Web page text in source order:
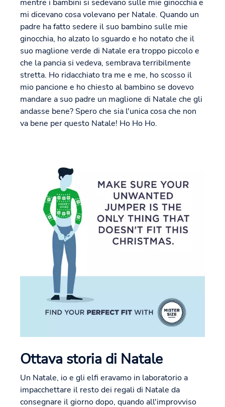
mentre i bambini si sedevano sulle mie ginocchia e
mi dicevano cosa volevano per Natale. Quando un
padre ha fatto sedere il suo bambino sulle mie
ginocchia, ho alzato lo sguardo e ho notato che il
suo maglione verde di Natale era troppo piccolo e
che la pancia si vedeva, sembrava terribilmente
stretta. Ho ridacchiato tra me e me, ho scosso il
mio pancione e ho chiesto al bambino se dovevo
mandare a suo padre un maglione di Natale che gli
andasse bene? Spero che sia l'unica cosa che non
va bene per questo Natale! Ho Ho Ho.
Ottava storia di Natale
Un Natale, io e gli elfi eravamo in laboratorio a
impacchettare il resto dei regali di Natale da
consegnare il giorno dopo, quando all'improvviso